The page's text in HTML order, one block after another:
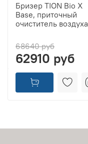
Бризер TION Bio X
Base, приточный
очиститель воздуха
68640 руб
62910 руб